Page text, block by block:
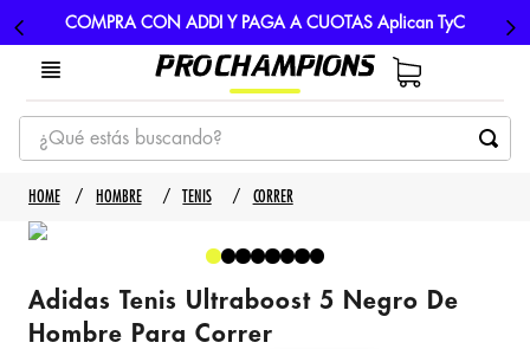
COMPRA CON ADDI Y PAGA A CUOTAS Aplican TyC
¿Qué estás buscando?
TÉRMINOS MÁS BUSCADOS
1
3. nike
HOMBRE TENIS CORRER
Adidas Tenis Ultraboost 5 Negro De
Hombre Para Correr